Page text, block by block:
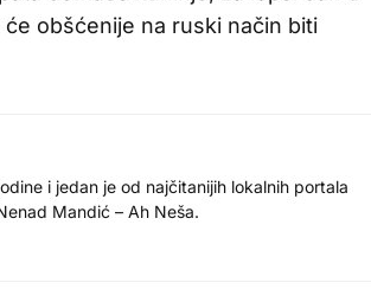
obšćenije na ruski način biti
i jedan je od najčitanijih lokalnih portala
Mandić – Ah Neša.